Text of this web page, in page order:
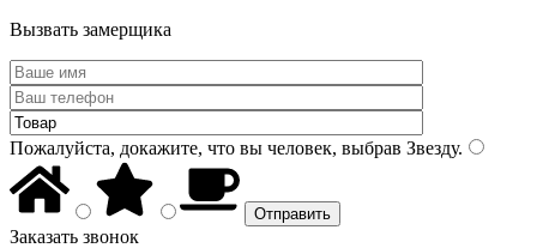
Вызвать замерщика
Пожалуйста, докажите, что вы человек, выбрав Звезду.
Заказать звонок